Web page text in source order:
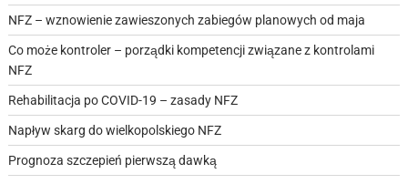
NFZ – wznowienie zawieszonych zabiegów planowych od maja
Co może kontroler – porządki kompetencji związane z kontrolami
NFZ
Rehabilitacja po COVID-19 – zasady NFZ
Napływ skarg do wielkopolskiego NFZ
Prognoza szczepień pierwszą dawką